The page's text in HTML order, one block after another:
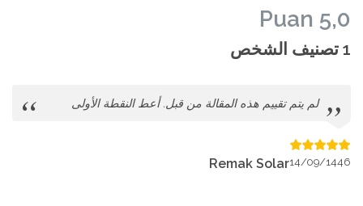
5,0 Puan
1 تصنيف الشخص
لم يتم تقييم هذه المقالة من قبل. أعط النقطة الأولى
14/09/1446
Remak Solar